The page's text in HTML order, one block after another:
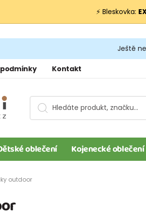
⚡ Bleskovka:
Ještě
Kontakt
oblečení Kojenecké oblečení
outdoor